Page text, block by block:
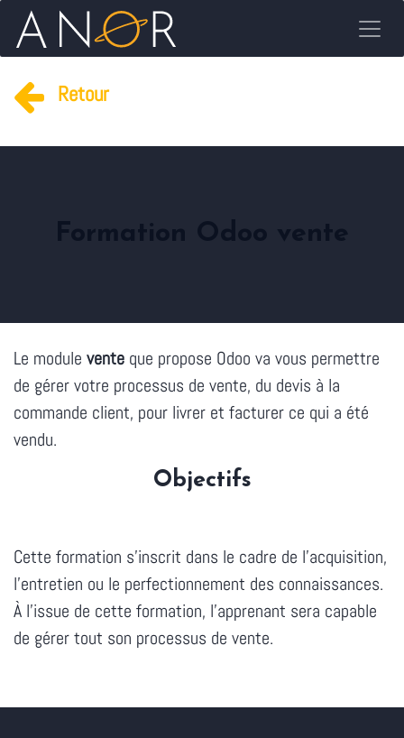
Se rendre au contenu
Retour
Le module vente que propose Odoo va vous permettre
de gérer votre processus de vente, du devis à la
commande client, pour livrer et facturer ce qui a été
vendu.
Objectifs
Cette formation s'inscrit dans le cadre de l'acquisition,
l'entretien ou le perfectionnement des connaissances.
À l'issue de cette formation, l'apprenant sera capable
de gérer tout son processus de vente.